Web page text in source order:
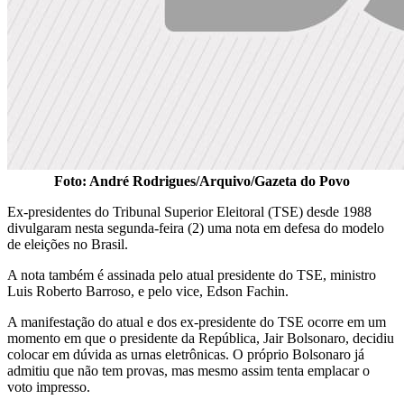
Foto: André Rodrigues/Arquivo/Gazeta do Povo
Ex-presidentes do Tribunal Superior Eleitoral (TSE) desde 1988
divulgaram nesta segunda-feira (2) uma nota em defesa do modelo
de eleições no Brasil.
A nota também é assinada pelo atual presidente do TSE, ministro
Luis Roberto Barroso, e pelo vice, Edson Fachin.
A manifestação do atual e dos ex-presidente do TSE ocorre em um
momento em que o presidente da República, Jair Bolsonaro, decidiu
colocar em dúvida as urnas eletrônicas. O próprio Bolsonaro já
admitiu que não tem provas, mas mesmo assim tenta emplacar o
voto impresso.